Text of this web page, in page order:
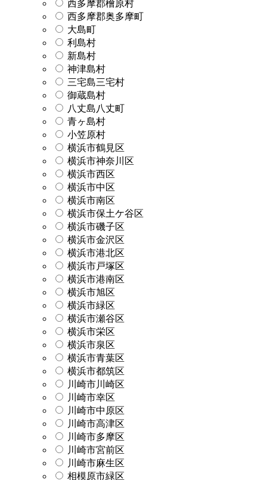
西多摩郡檜原村
西多摩郡奥多摩町
大島町
利島村
新島村
神津島村
三宅島三宅村
御蔵島村
八丈島八丈町
青ヶ島村
小笠原村
横浜市鶴見区
横浜市神奈川区
横浜市西区
横浜市中区
横浜市南区
横浜市保土ケ谷区
横浜市磯子区
横浜市金沢区
横浜市港北区
横浜市戸塚区
横浜市港南区
横浜市旭区
横浜市緑区
横浜市瀬谷区
横浜市栄区
横浜市泉区
横浜市青葉区
横浜市都筑区
川崎市川崎区
川崎市幸区
川崎市中原区
川崎市高津区
川崎市多摩区
川崎市宮前区
川崎市麻生区
相模原市緑区